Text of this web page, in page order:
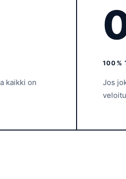
kaikki on
100%
Jos